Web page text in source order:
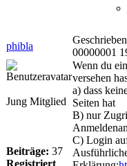
phibla
00000001
Jung Mitglied
Beiträge: 37
Registriert
Wenn du
versehen
a) dass
Seiten hat
B) nur
C) Login